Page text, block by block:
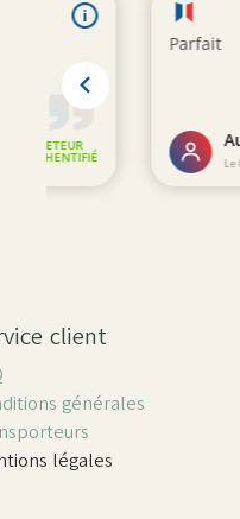
client
générales
légales